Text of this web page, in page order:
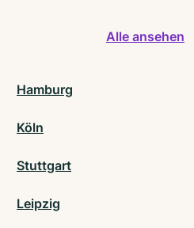
Alle ansehen
Hamburg
Köln
Stuttgart
Leipzig